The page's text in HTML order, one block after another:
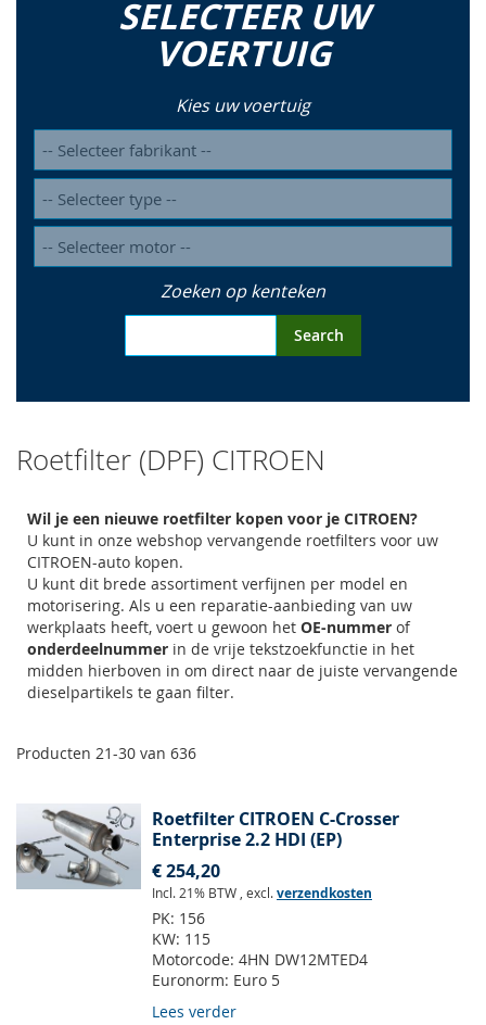
SELECTEER UW
VOERTUIG
Kies uw voertuig
Zoeken op kenteken
Search
Roetfilter (DPF) CITROEN
Wil je een nieuwe roetfilter kopen voor je CITROEN?
U kunt in onze webshop vervangende roetfilters voor uw
CITROEN-auto kopen.
U kunt dit brede assortiment verfijnen per model en
motorisering. Als u een reparatie-aanbieding van uw
werkplaats heeft, voert u gewoon het OE-nummer of
onderdeelnummer in de vrije tekstzoekfunctie in het
midden hierboven in om direct naar de juiste vervangende
dieselpartikels te gaan filter.
Producten 21-30 van 636
Roetfilter CITROEN C-Crosser
Enterprise 2.2 HDI (EP)
€ 254,20
Incl. 21% BTW , excl.verzendkosten
PK: 156
KW: 115
Motorcode: 4HN DW12MTED4
Euronorm: Euro 5
Lees verder